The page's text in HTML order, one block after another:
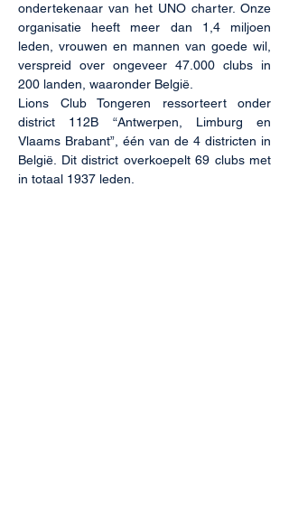
ondertekenaar van het UNO charter. Onze
organisatie heeft meer dan 1,4 miljoen
leden, vrouwen en mannen van goede wil,
verspreid over ongeveer 47.000 clubs in
200 landen, waaronder België.
Lions Club Tongeren ressorteert onder
district 112B “Antwerpen, Limburg en
Vlaams Brabant”, één van de 4 districten in
België. Dit district overkoepelt 69 clubs met
in totaal 1937 leden.